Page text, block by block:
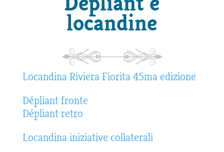
locandine
Locandina Riviera Fiorita 45ma edizione
Dépliant fronte
Dépliant retro
Locandina iniziative collaterali